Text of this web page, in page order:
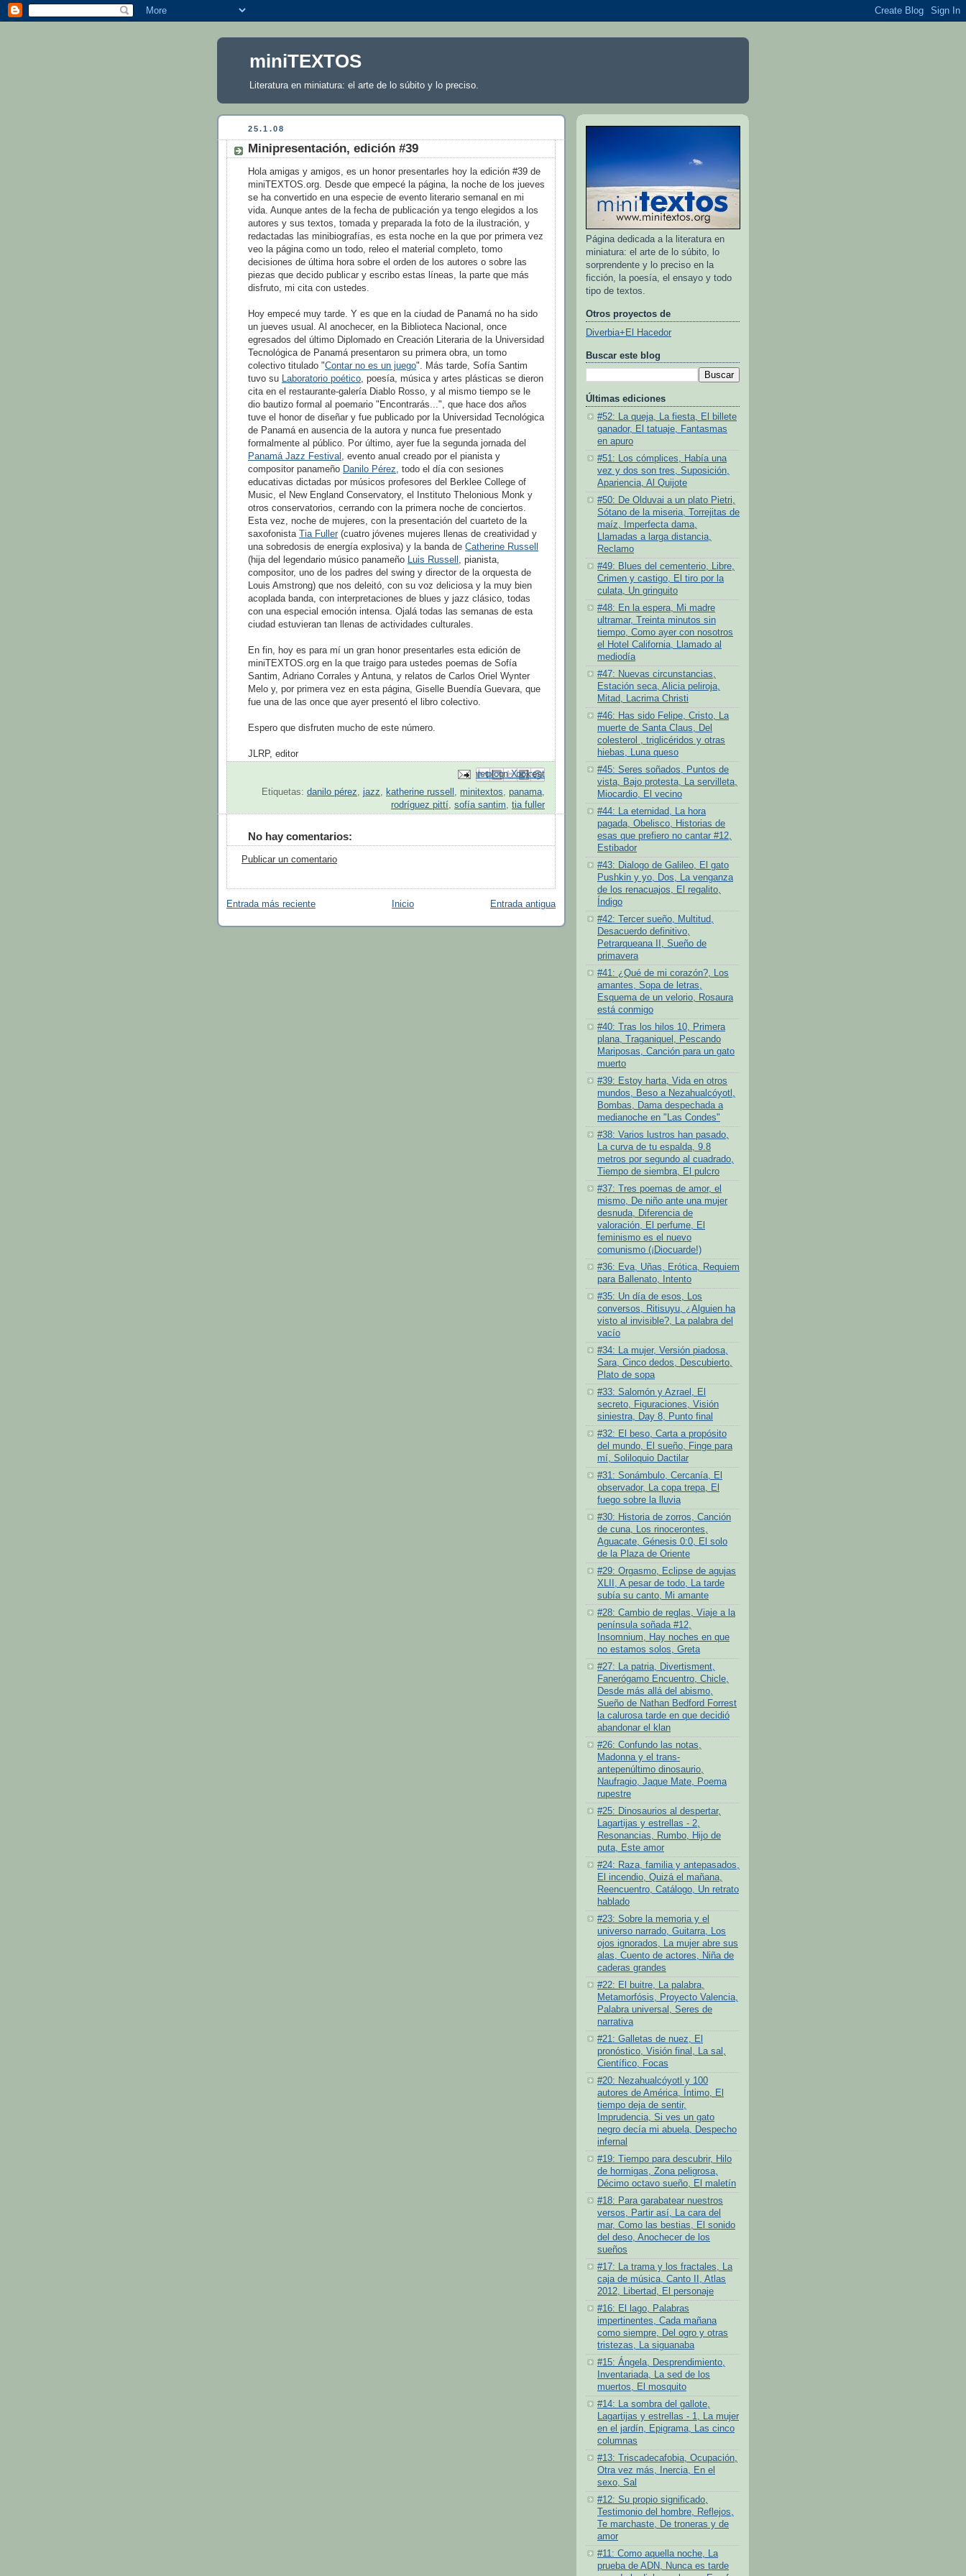
miniTEXTOS
Literatura en miniatura: el arte de lo súbito y lo preciso.
25.1.08
Minipresentación, edición #39
Hola amigas y amigos, es un honor presentarles hoy la edición #39 de
miniTEXTOS.org. Desde que empecé la página, la noche de los jueves
se ha convertido en una especie de evento literario semanal en mi
vida. Aunque antes de la fecha de publicación ya tengo elegidos a los
autores y sus textos, tomada y preparada la foto de la ilustración, y
redactadas las minibiografías, es esta noche en la que por primera vez
veo la página como un todo, releo el material completo, tomo
decisiones de última hora sobre el orden de los autores o sobre las
piezas que decido publicar y escribo estas líneas, la parte que más
disfruto, mi cita con ustedes.
Hoy empecé muy tarde. Y es que en la ciudad de Panamá no ha sido
un jueves usual. Al anochecer, en la Biblioteca Nacional, once
egresados del último Diplomado en Creación Literaria de la Universidad
Tecnológica de Panamá presentaron su primera obra, un tomo
colectivo titulado "Contar no es un juego". Más tarde, Sofía Santim
tuvo su
Laboratorio poético , poesía, música y artes plásticas se dieron
cita en el restaurante-galería Diablo Rosso, y al mismo tiempo se le
dio bautizo formal al poemario "Encontrarás...", que hace dos años
tuve el honor de diseñar y fue publicado por la Universidad Tecnológica
de Panamá en ausencia de la autora y nunca fue presentado
formalmente al público. Por último, ayer fue la segunda jornada del
Panamá Jazz Festival
, evento anual creado por el pianista y
compositor panameño Danilo Pérez , todo el día con sesiones
educativas dictadas por músicos profesores del Berklee College of
Music, el New England Conservatory, el Instituto Thelonious Monk y
otros conservatorios, cerrando con la primera noche de conciertos.
Esta vez, noche de mujeres, con la presentación del cuarteto de la
saxofonista Tia Fuller (cuatro jóvenes mujeres llenas de creatividad y
una sobredosis de energía explosiva) y la banda de Catherine Russell
(hija del legendario músico panameño
Luis Russell
, pianista,
compositor, uno de los padres del swing y director de la orquesta de
Louis Amstrong) que nos deleitó, con su voz deliciosa y la muy bien
acoplada banda, con interpretaciones de blues y jazz clásico, todas
con una especial emoción intensa. Ojalá todas las semanas de esta
ciudad estuvieran tan llenas de actividades culturales.
En fin, hoy es para mí un gran honor presentarles esta edición de
miniTEXTOS.org en la que traigo para ustedes poemas de Sofía
Santim, Adriano Corrales y Antuna, y relatos de Carlos Oriel Wynter
Melo y, por primera vez en esta página, Giselle Buendía Guevara, que
fue una de las once que ayer presentó el libro colectivo.
Espero que disfruten mucho de este número.
JLRP, editor
Enviar por correo electrónico
Escribe un blog
Compartir en X
Compartir con Facebook
Compartir en Pinterest
Etiquetas: danilo pérez, jazz, katherine russell , minitextos, panama,
rodríguez pittí, sofía santim, tia fuller
No hay comentarios:
Publicar un comentario
Entrada más reciente Entrada antigua
Inicio
Página dedicada a la literatura en
miniatura: el arte de lo súbito, lo
sorprendente y lo preciso en la
ficción, la poesía, el ensayo y todo
tipo de textos.
Otros proyectos de
Diverbia+El Hacedor
Buscar este blog
Últimas ediciones
#52: La queja, La fiesta, El billete
ganador, El tatuaje, Fantasmas
en apuro
#51: Los cómplices, Había una
vez y dos son tres, Suposición,
Apariencia, Al Quijote
#50: De Olduvai a un plato Pietri,
Sótano de la miseria, Torrejitas de
maíz, Imperfecta dama,
Llamadas a larga distancia,
Reclamo
#49: Blues del cementerio, Libre,
Crimen y castigo, El tiro por la
culata, Un gringuito
#48: En la espera, Mi madre
ultramar, Treinta minutos sin
tiempo, Como ayer con nosotros
el Hotel California, Llamado al
mediodía
#47: Nuevas circunstancias,
Estación seca, Alicia peliroja,
Mitad, Lacrima Christi
#46: Has sido Felipe, Cristo, La
muerte de Santa Claus, Del
colesterol , triglicéridos y otras
hiebas, Luna queso
#45: Seres soñados, Puntos de
vista, Bajo protesta, La servilleta,
Miocardio, El vecino
#44: La eternidad, La hora
pagada, Obelisco, Historias de
esas que prefiero no cantar #12,
Estibador
#43: Dialogo de Galileo, El gato
Pushkin y yo, Dos, La venganza
de los renacuajos, El regalito,
Índigo
#42: Tercer sueño, Multitud,
Desacuerdo definitivo,
Petrarqueana II, Sueño de
primavera
#41: ¿Qué de mi corazón?, Los
amantes, Sopa de letras,
Esquema de un velorio, Rosaura
está conmigo
#40: Tras los hilos 10, Primera
plana, Traganiquel, Pescando
Mariposas, Canción para un gato
muerto
#39: Estoy harta, Vida en otros
mundos, Beso a Nezahualcóyotl,
Bombas, Dama despechada a
medianoche en "Las Condes"
#38: Varios lustros han pasado,
La curva de tu espalda, 9.8
metros por segundo al cuadrado,
Tiempo de siembra, El pulcro
#37: Tres poemas de amor, el
mismo, De niño ante una mujer
desnuda, Diferencia de
valoración, El perfume, El
feminismo es el nuevo
comunismo (¡Diocuarde!)
#36: Eva, Uñas, Erótica, Requiem
para Ballenato, Intento
#35: Un día de esos, Los
conversos, Ritisuyu, ¿Alguien ha
visto al invisible?, La palabra del
vacío
#34: La mujer, Versión piadosa,
Sara, Cinco dedos, Descubierto,
Plato de sopa
#33: Salomón y Azrael, El
secreto, Figuraciones, Visión
siniestra, Day 8, Punto final
#32: El beso, Carta a propósito
del mundo, El sueño, Finge para
mí, Soliloquio Dactilar
#31: Sonámbulo, Cercanía, El
observador, La copa trepa, El
fuego sobre la lluvia
#30: Historia de zorros, Canción
de cuna, Los rinocerontes,
Aguacate, Génesis 0:0, El solo
de la Plaza de Oriente
#29: Orgasmo, Eclipse de agujas
XLII, A pesar de todo, La tarde
subía su canto, Mi amante
#28: Cambio de reglas, Viaje a la
península soñada #12,
Insomnium, Hay noches en que
no estamos solos, Greta
#27: La patria, Divertisment,
Fanerógamo Encuentro, Chicle,
Desde más allá del abismo,
Sueño de Nathan Bedford Forrest
la calurosa tarde en que decidió
abandonar el klan
#26: Confundo las notas,
Madonna y el trans-
antepenúltimo dinosaurio,
Naufragio, Jaque Mate, Poema
rupestre
#25: Dinosaurios al despertar,
Lagartijas y estrellas - 2,
Resonancias, Rumbo, Hijo de
puta, Este amor
#24: Raza, familia y antepasados,
El incendio, Quizá el mañana,
Reencuentro, Catálogo, Un retrato
hablado
#23: Sobre la memoria y el
universo narrado, Guitarra, Los
ojos ignorados, La mujer abre sus
alas, Cuento de actores, Niña de
caderas grandes
#22: El buitre, La palabra,
Metamorfósis, Proyecto Valencia,
Palabra universal, Seres de
narrativa
#21: Galletas de nuez, El
pronóstico, Visión final, La sal,
Científico, Focas
#20: Nezahualcóyotl y 100
autores de América, Íntimo, El
tiempo deja de sentir,
Imprudencia, Si ves un gato
negro decía mi abuela, Despecho
infernal
#19: Tiempo para descubrir, Hilo
de hormigas, Zona peligrosa,
Décimo octavo sueño, El maletín
#18: Para garabatear nuestros
versos, Partir así, La cara del
mar, Como las bestias, El sonido
del deso, Anochecer de los
sueños
#17: La trama y los fractales, La
caja de música, Canto II, Atlas
2012, Libertad, El personaje
#16: El lago, Palabras
impertinentes, Cada mañana
como siempre, Del ogro y otras
tristezas, La siguanaba
#15: Ángela, Desprendimiento,
Inventariada, La sed de los
muertos, El mosquito
#14: La sombra del gallote,
Lagartijas y estrellas - 1, La mujer
en el jardín, Epigrama, Las cinco
columnas
#13: Triscadecafobia, Ocupación,
Otra vez más, Inercia, En el
sexo, Sal
#12: Su propio significado,
Testimonio del hombre, Reflejos,
Te marchaste, De troneras y de
amor
#11: Como aquella noche, La
prueba de ADN, Nunca es tarde